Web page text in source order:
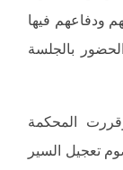
ودفاعهم فيها
بالجلسة
المحكمة
تعجيل السير